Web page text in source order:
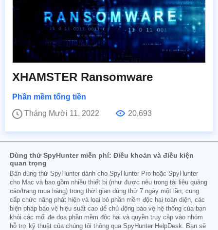
XHAMSTER Ransomware
Phần mềm tống tiền
Tháng Mười 11, 2022
20,693
Dùng thử SpyHunter miễn phí: Điều khoản và điều kiện
quan trọng
Bản dùng thử SpyHunter dành cho SpyHunter Pro hoặc SpyHunter
cho Mac và bao gồm nhiều thiết bị (như được nêu trong tài liệu quảng
cáo/trang mua hàng) trong thời gian dùng thử 7 ngày một lần, cung
cấp chức năng phát hiện và loại bỏ phần mềm độc hại toàn diện, các
biện pháp bảo vệ hiệu suất cao để chủ động bảo vệ hệ thống của bạn
khỏi các mối đe dọa phần mềm độc hại và quyền truy cập vào nhóm
hỗ trợ kỹ thuật của chúng tôi thông qua SpyHunter HelpDesk. Bạn sẽ